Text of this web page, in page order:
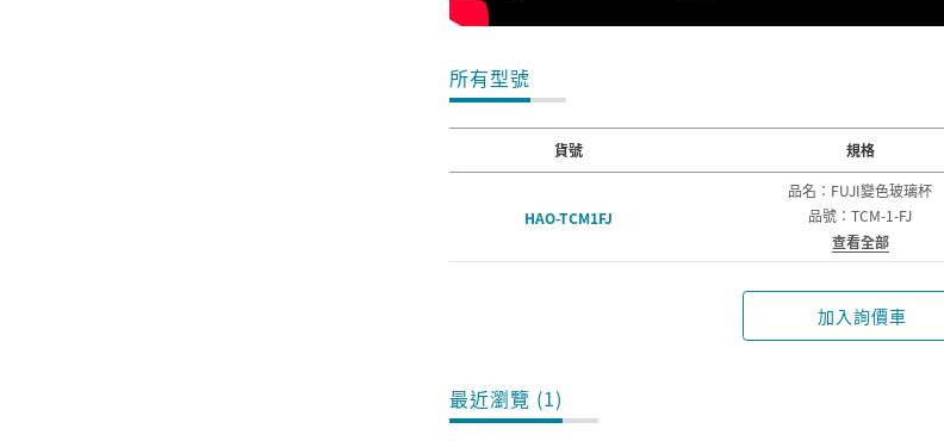
所有型號
貨號 規格
HAO-TCM1FJ
品名：FUJI變色玻璃杯
品號：TCM-1-FJ
查看全部
加入詢價車
最近瀏覽 (1)